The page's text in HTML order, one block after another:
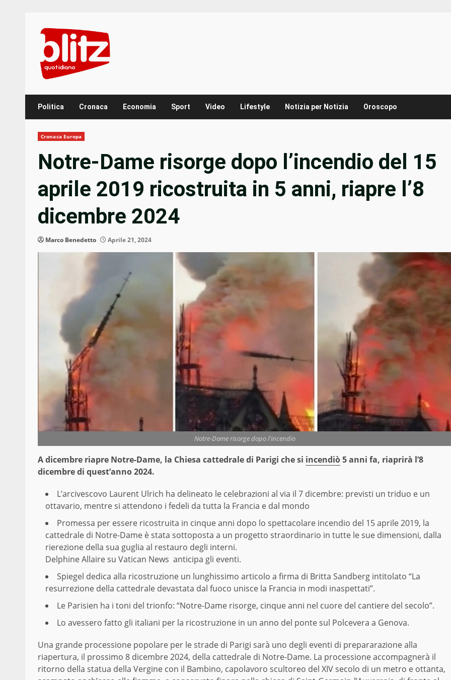
content
Politica Cronaca Economia Sport Video Lifestyle Notizia per Notizia Oroscopo
Cronaca Europa
Notre-Dame risorge dopo l’incendio del 15
aprile 2019 ricostruita in 5 anni, riapre l’8
dicembre 2024
Marco Benedetto Aprile 21, 2024
Notre-Dame risorge dopo l'incendio
A dicembre riapre Notre-Dame, la Chiesa cattedrale di Parigi che si incendiò5 anni fa, riaprirà l’8
dicembre di quest’anno 2024.
L’arcivescovo Laurent Ulrich ha delineato le celebrazioni al via il 7 dicembre: previsti un triduo e un
ottavario, mentre si attendono i fedeli da tutta la Francia e dal mondo
Promessa per essere ricostruita in cinque anni dopo lo spettacolare incendio del 15 aprile 2019, la
cattedrale di Notre-Dame è stata sottoposta a un progetto straordinario in tutte le sue dimensioni, dalla
rierezione della sua guglia al restauro degli interni.
Delphine Allaire su Vatican News anticipa gli eventi.
Spiegel dedica alla ricostruzione un lunghissimo articolo a firma di Britta Sandberg intitolato “La
resurrezione della cattedrale devastata dal fuoco unisce la Francia in modi inaspettati”.
Le Parisien ha i toni del trionfo: “Notre-Dame risorge, cinque anni nel cuore del cantiere del secolo”.
Lo avessero fatto gli italiani per la ricostruzione in un anno del pontesul Polcevera a Genova.
Una grande processione popolare per le strade di Parigi sarà uno degli eventi di prepararazione alla
riapertura, il prossimo 8 dicembre 2024, della cattedrale di Notre-Dame. La processione accompagnerà il
ritorno della statua della Vergine con il Bambino, capolavoro scultoreo del XIV secolo di un metro e ottanta,